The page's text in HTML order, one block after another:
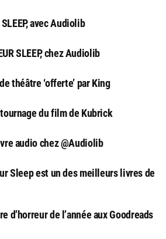
avec Audiolib
SLEEP, chez Audiolib
théâtre ‘offerte’ par King
du film de Kubrick
audio chez @Audiolib
Sleep est un des meilleurs livres de
d’horreur de l’année aux Goodreads